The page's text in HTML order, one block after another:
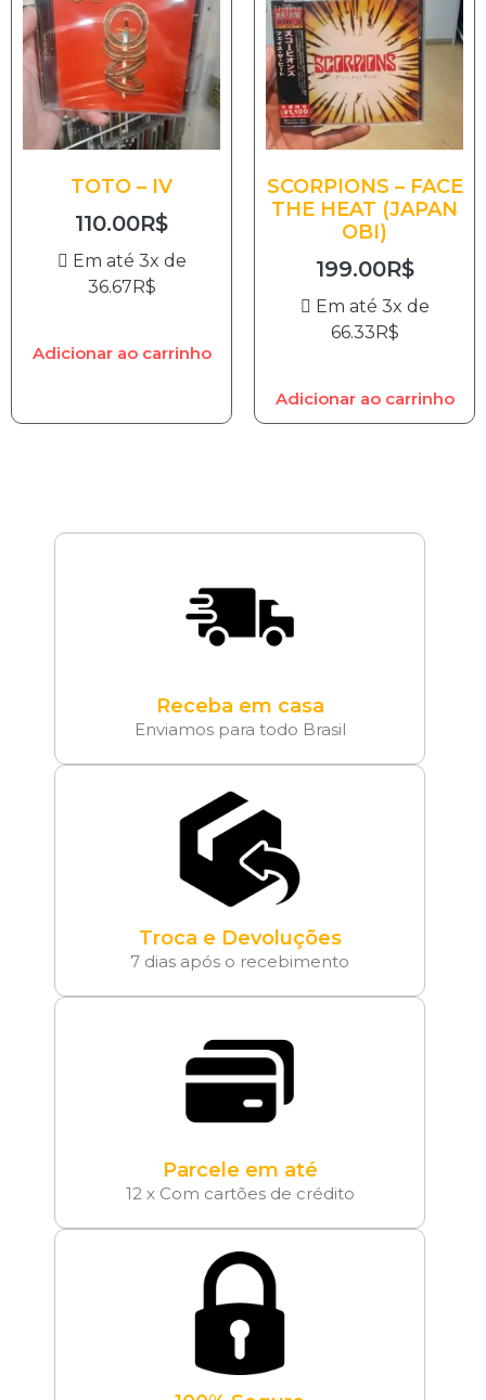
TOTO – IV
110.00R$
Em até 3x de
36.67R$
Adicionar ao carrinho
SCORPIONS – FACE
THE HEAT (JAPAN
OBI)
199.00R$
Em até 3x de
66.33R$
Adicionar ao carrinho
Receba em casa
Enviamos para todo Brasil
Troca e Devoluções
7 dias após o recebimento
Parcele em até
12 x Com cartões de crédito